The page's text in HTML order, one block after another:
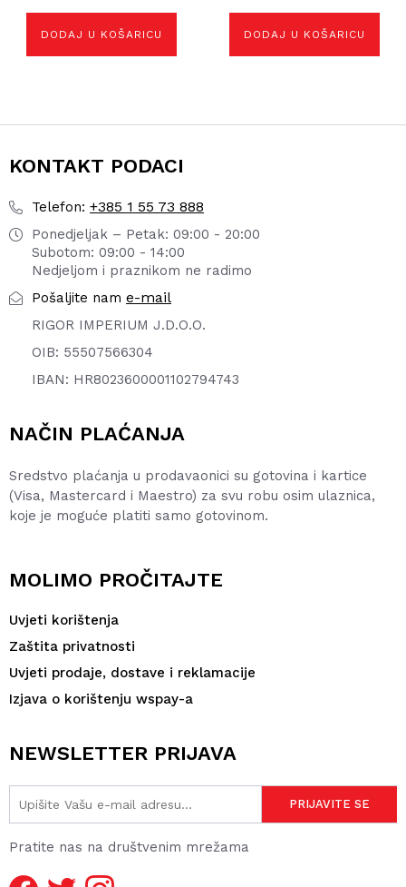
DODAJ U KOŠARICU DODAJ U KOŠARICU
KONTAKT PODACI
Telefon: +385 1 55 73 888
Ponedjeljak – Petak: 09:00 - 20:00
Subotom: 09:00 - 14:00
Nedjeljom i praznikom ne radimo
Pošaljite nam e-mail
RIGOR IMPERIUM J.D.O.O.
OIB: 55507566304
IBAN: HR8023600001102794743
NAČIN PLAĆANJA
Sredstvo plaćanja u prodavaonici su gotovina i kartice
(Visa, Mastercard i Maestro) za svu robu osim ulaznica,
koje je moguće platiti samo gotovinom.
MOLIMO PROČITAJTE
Uvjeti korištenja
Zaštita privatnosti
Uvjeti prodaje, dostave i reklamacije
Izjava o korištenju wspay-a
NEWSLETTER PRIJAVA
Pratite nas na društvenim mrežama